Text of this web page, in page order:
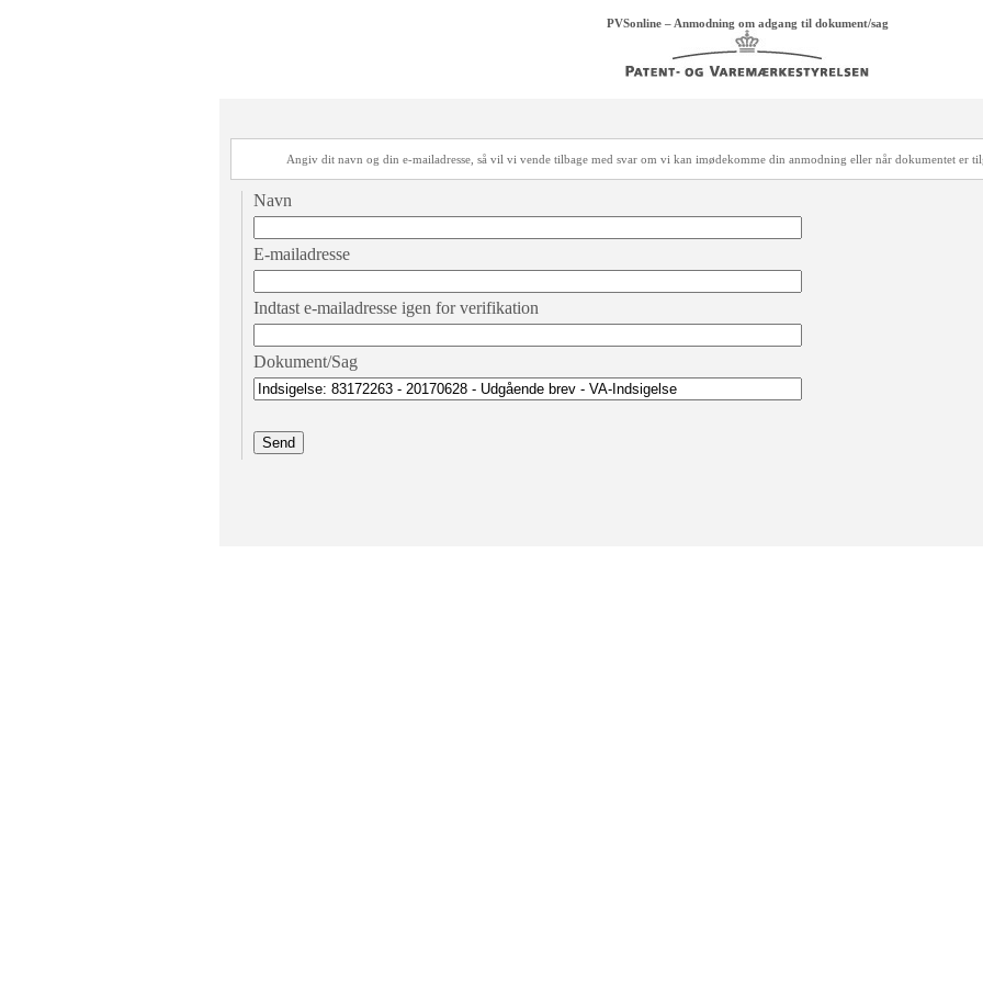
PVSonline – Anmodning om adgang til dokument/sag
Angiv dit navn og din e-mailadresse, så vil vi vende tilbage med svar om vi kan imødekomme din anmodning eller når dokumentet er
Navn
E-mailadresse
Indtast e-mailadresse igen for verifikation
Dokument/Sag